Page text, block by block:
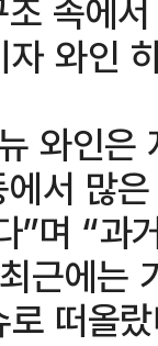
속에
와인
와인
서 많
”며 “과
근에는
떠올